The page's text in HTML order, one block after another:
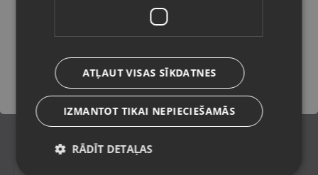
Stāvoklis Mazlietots (Garantija 12 mēneši)
135.00 €
6.14€/mēn.
Saglabāt
ATĻAUT VISAS SĪKDATNES
IZMANTOT TIKAI NEPIECIEŠAMĀS
RĀDĪT DETAĻAS